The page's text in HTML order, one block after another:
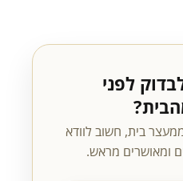
לפני
בית, חשוב לוודא
ומאושרים מראש.